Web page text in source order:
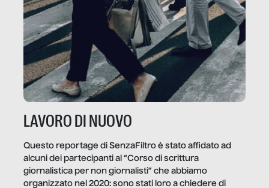
LAVORO DI NUOVO
Questo reportage di SenzaFiltro è stato affidato ad
alcuni dei partecipanti al “Corso di scrittura
giornalistica per non giornalisti” che abbiamo
organizzato nel 2020: sono stati loro a chiedere di